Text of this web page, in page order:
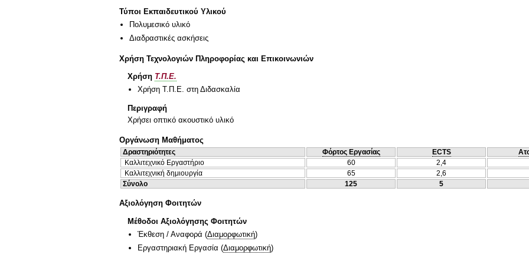
Τύποι Εκπαιδευτικού Υλικού
Πολυμεσικό υλικό
Διαδραστικές ασκήσεις
Χρήση Τεχνολογιών Πληροφορίας και Επικοινωνιών
Χρήση Τ.Π.Ε.
Χρήση Τ.Π.Ε. στη Διδασκαλία
Περιγραφή
Χρήσει οπτικό ακουστικό υλικό
Οργάνωση Μαθήματος
Δραστηριότητες Φόρτος Εργασίας ECTS
Καλλιτεχνικό Εργαστήριο
60 2,4
Καλλιτεχνική δημιουργία
65 2,6
Σύνολο
125 5
Αξιολόγηση Φοιτητών
Μέθοδοι Αξιολόγησης Φοιτητών
Έκθεση / Αναφορά (Διαμορφωτική)
Εργαστηριακή Εργασία (Διαμορφωτική)